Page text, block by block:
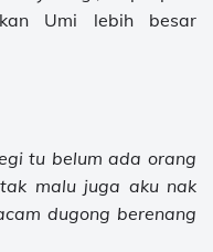
Umi lebih besar
tu belum ada orang
malu juga aku nak
dugong berenang